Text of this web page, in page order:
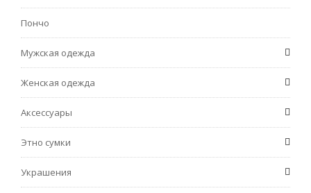
Пончо
Мужская одежда
Женская одежда
Аксессуары
Этно сумки
Украшения